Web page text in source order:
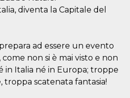
diventa la Capitale del
ad essere un evento
non si è mai visto e non
in Italia né in Europa; troppe
troppa scatenata fantasia!
processing
the browser
pages load
faster.
CookieScript
4 weeks 2
This cookie